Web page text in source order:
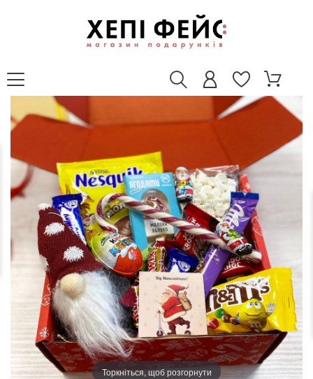
Торкніться, щоб розгорнути